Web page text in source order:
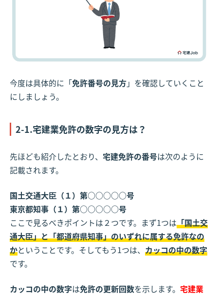
今度は具体的に「免許番号の見方」を確認していくこと
にしましょう。
2-1.宅建業免許の数字の見方は？
先ほども紹介したとおり、 宅建免許の番号は次のように
記載されます。
国土交通大臣（１）第○○○○○号
東京都知事（１）第○○○○○号
ここで見るべきポイントは２つです。まず1つは「国土交
通大臣」と「都道府県知事」のいずれに属する免許なの
かということです。そしてもう1つは、 カッコの中の数字
です。
カッコの中の数字は免許の更新回数を示します。 宅建業